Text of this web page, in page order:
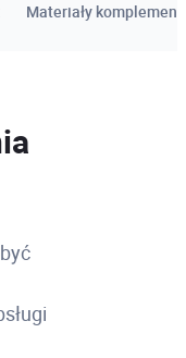
Materiały